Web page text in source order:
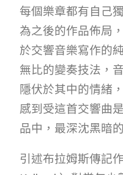
每個樂章都有自己
為之後的作品佈局
於交響音樂寫作的
無比的變奏技法，
隱伏於其中的情緒
感到受這首交響曲
品中，最深沈黑暗
引述布拉姆斯傳記